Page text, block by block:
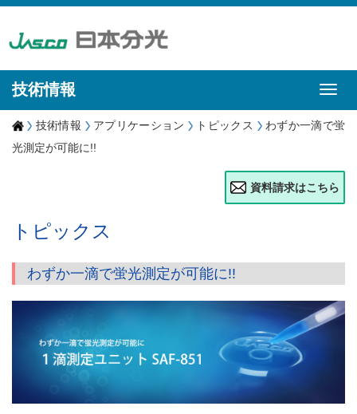
技術情報
技術情報 アプリケーション トピックス
わずか一滴で蛍
光測定が可能に!!
資料請求はこちら
トピックス
わずか一滴で蛍光測定が可能に!!